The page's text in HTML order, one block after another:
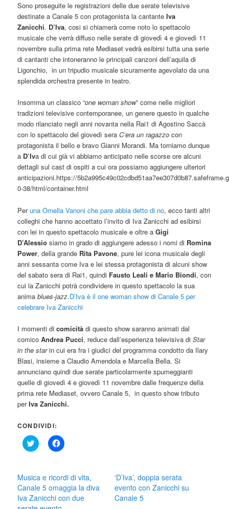
Sono proseguite le registrazioni delle due serate televisive
destinate a Canale 5 con protagonista la cantanteIva
Zanicchi. D’Iva, cosi si chiamerà come noto lo spettacolo
musicale che verrà diffuso nelle serate di giovedì 4 e giovedì 11
novembre sulla prima rete Mediaset vedrà esibirsi tutta una serie
di cantanti che intoneranno le principali canzoni dell’aquila di
Ligonchio, in un tripudio musicale sicuramente agevolato da una
splendida orchestra presente in teatro.
Insomma un classico “one woman show” come nelle migliori
tradizioni televisive contemporanee, un genere questo in qualche
modo rilanciato negli anni novanta nella Rai1 di Agostino Saccà
con lo spettacolo del giovedì seraC’era un ragazzocon
protagonista il bello e bravo Gianni Morandi. Ma torniamo dunque
a D’Iva di cui già vi abbiamo anticipato nelle scorse ore alcuni
dettagli sul cast di ospiti a cui ora possiamo aggiungere ulteriori
anticipazioni.https://
0-38/html/container.html
Peruna Ornella Vanoni che pare abbia detto di no, ecco tanti altri
colleghi che hanno accettato l’invito di Iva Zanicchi ad esibirsi
con lei in questo spettacolo musicale e oltre aGigi
D’Alessio siamo in grado di aggiungere adesso i nomi di Romina
Power, della grande Rita Pavone, pure lei icona musicale degli
anni sessanta come Iva e lei stessa protagonista di alcuni show
del sabato sera di Rai1, quindi Fausto Leali e Mario Biondi, con
cui la Zanicchi potrà condividere in questo spettacolo la sua
animablues-jazz.D’Iva è il one woman show di Canale 5 per
celebrare Iva Zanicchi
I momenti dicomicità di questo show saranno animati dal
comicoAndrea Pucci, reduce dall’esperienza televisiva diStar
in the starin cui era fra i giudici del programma condotto da Ilary
Blasi, insieme a Claudio Amendola e Marcella Bella. Si
annunciano quindi due serate particolarmente spumeggianti
quelle di giovedì 4 e giovedì 11 novembre dalle frequenze della
prima rete Mediaset, ovvero Canale 5, in questo show tributo
perIva Zanicchi.
CONDIVIDI:
Click
to
(Si
apre
in
una
nuova
Fai
clic
Facebook
(Si
apre
in
una
Musica e ricordi di vita,
Canale 5 omaggia la diva
Iva Zanicchi con due
‘D’Iva’, doppia serata
evento con Zanicchi su
Canale 5